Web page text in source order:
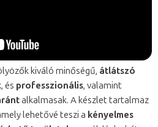
kiváló minőségű, átlátszó
és professzionális, valamint
alkalmasak. A készlet tartalmaz
lehetővé teszi a kényelmes